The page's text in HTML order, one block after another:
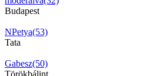
Budapest
NPetya(53)
Tata
Gabesz(50)
Törökbálint